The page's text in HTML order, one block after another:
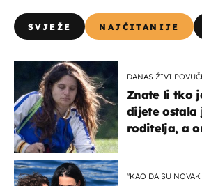
SVJEŽE NAJČITANIJE
DANAS ŽIVI
Znate li tko
dijete ostala
roditelja, a
"KAO DA SU